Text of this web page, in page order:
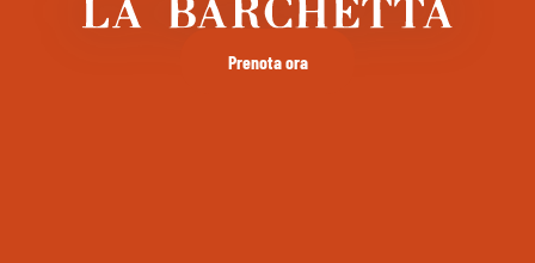
Prenota ora